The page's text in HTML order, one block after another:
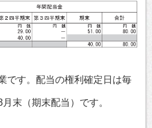
です。配当の権利確定日は毎
末（期末配当）です。